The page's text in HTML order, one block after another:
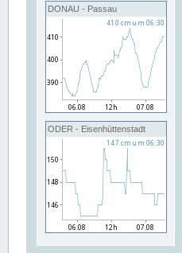
DONAU - Passau
ODER - Eisenhüttenstadt